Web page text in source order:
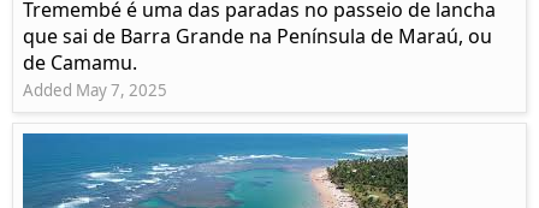
Tremembé é uma das paradas no passeio de lancha
que sai de Barra Grande na Península de Maraú, ou
de Camamu.
Added May 7, 2025